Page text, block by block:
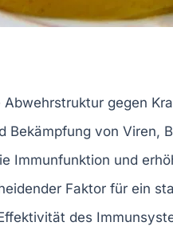
Abwehrstruktur gegen
Bekämpfung von Viren,
Immunfunktion und
Faktor für ein
des